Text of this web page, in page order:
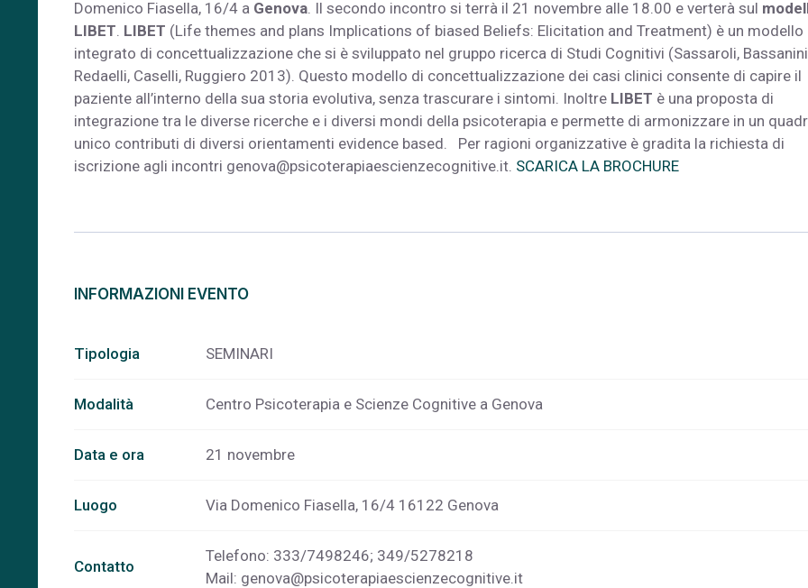
Domenico Fiasella, 16/4 a Genova. Il secondo incontro si terrà il 21 novembre alle 18.00 e verterà sul
LIBET. LIBET (Life themes and plans Implications of biased Beliefs: Elicitation and Treatment) è un modello
integrato di concettualizzazione che si è sviluppato nel gruppo ricerca di Studi Cognitivi (Sassaroli,
Redaelli, Caselli, Ruggiero 2013). Questo modello di concettualizzazione dei casi clinici consente di capire il
paziente all’interno della sua storia evolutiva, senza trascurare i sintomi. Inoltre LIBET è una proposta di
integrazione tra le diverse ricerche e i diversi mondi della psicoterapia e permette di armonizzare in un
unico contributi di diversi orientamenti evidence based. Per ragioni organizzative è gradita la richiesta di
iscrizione agli incontri genova@psicoterapiaescienzecognitive.it. SCARICA LA BROCHURE
INFORMAZIONI EVENTO
Tipologia SEMINARI
Modalità Centro Psicoterapia e Scienze Cognitive a Genova
Data e ora 21 novembre
Luogo Via Domenico Fiasella, 16/4 16122 Genova
Contatto
Telefono: 333/7498246; 349/5278218
Mail: genova@psicoterapiaescienzecognitive.it